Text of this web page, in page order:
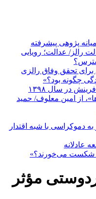
پژوهی پیشرفته
رالز/ عدالت؛ رویایی
تحقق وفاق رالزی
چگونه بود؟»
در سال ۱۳۹۸
از امین معلوف/ حمید
دموکراسی با شبه اقتدار
عادلانه
شکست می‌خورند؟»
مؤثر